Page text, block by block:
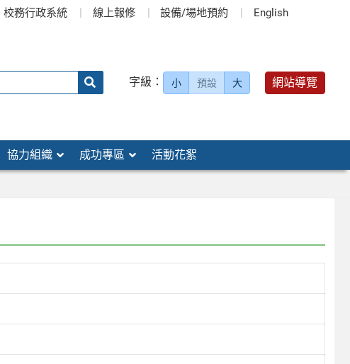
校務行政系統 線上報修 設備/場地預約 English
字級： 小 預設 大 網站導覽
協力組織 成功專區 活動花絮